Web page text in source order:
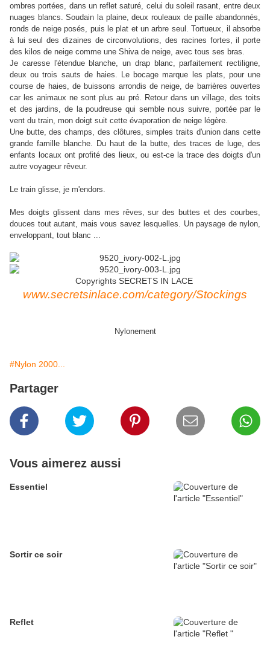
ombres portées, dans un reflet saturé, celui du soleil rasant, entre deux
nuages blancs. Soudain la plaine, deux rouleaux de paille abandonnés,
ronds de neige posés, puis le plat et un arbre seul. Tortueux, il absorbe
à lui seul des dizaines de circonvolutions, des racines fortes, il porte
des kilos de neige comme une Shiva de neige, avec tous ses bras.
Je caresse l'étendue blanche, un drap blanc, parfaitement rectiligne,
deux ou trois sauts de haies. Le bocage marque les plats, pour une
course de haies, de buissons arrondis de neige, de barrières ouvertes
car les animaux ne sont plus au pré. Retour dans un village, des toits
et des jardins, de la poudreuse qui semble nous suivre, portée par le
vent du train, mon doigt suit cette évaporation de neige légère.
Une butte, des champs, des clôtures, simples traits d'union dans cette
grande famille blanche. Du haut de la butte, des traces de luge, des
enfants locaux ont profité des lieux, ou est-ce la trace des doigts d'un
autre voyageur rêveur.
Le train glisse, je m'endors.
Mes doigts glissent dans mes rêves, sur des buttes et des courbes,
douces tout autant, mais vous savez lesquelles. Un paysage de nylon,
enveloppant, tout blanc ...
Copyrights SECRETS IN LACE
www.secretsinlace.com/category/Stockings
Nylonement
#Nylon 2000...
Partager
Vous aimerez aussi
Essentiel
Sortir ce soir
Reflet